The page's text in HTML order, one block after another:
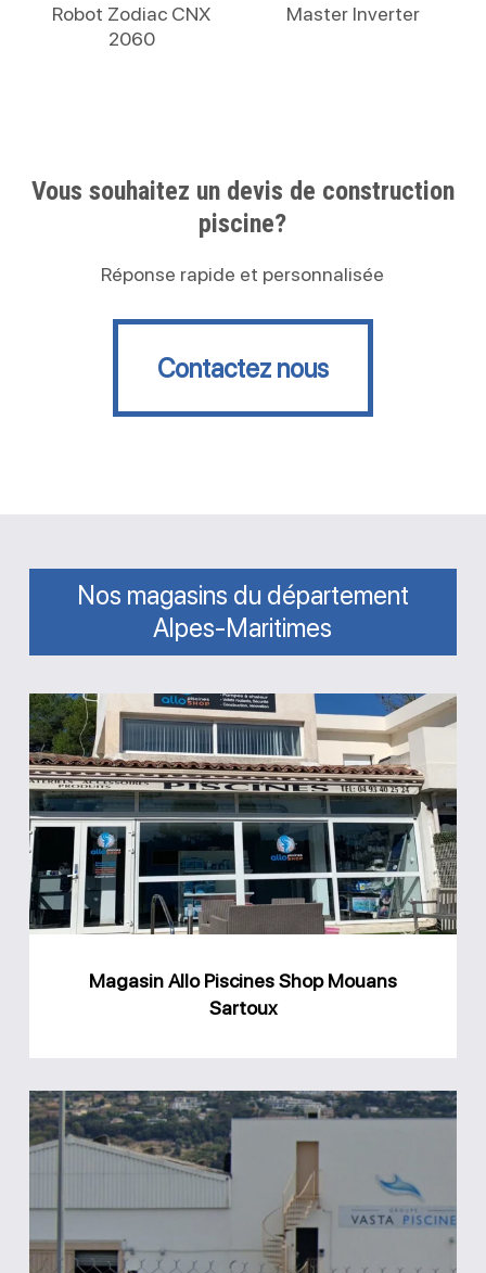
Robot Zodiac CNX
2060
Master Inverter
Vous souhaitez un devis de construction
piscine?
Réponse rapide et personnalisée
Contactez nous
Contactez nous
Nos magasins du département
Alpes-Maritimes
Magasin
Allo
Piscines
Shop
Mouans
Sartoux
Magasin Allo Piscines Shop Mouans
Sartoux
Groupe
Saint-
Laurent-